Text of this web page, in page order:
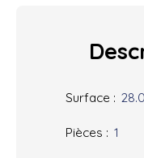
Surface :
Pièces : 1